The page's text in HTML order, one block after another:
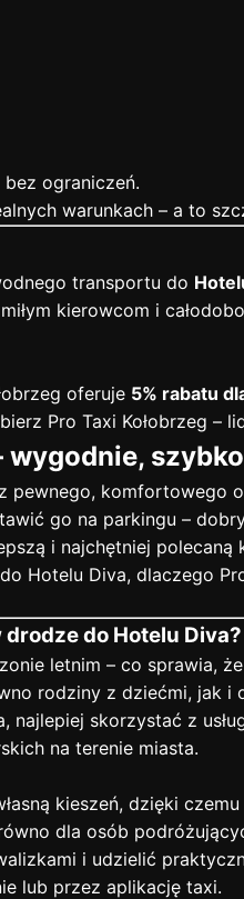
ograniczeń.
warunkach – a to
transportu do
kierowcom i
oferuje 5% rabatu
Pro Taxi Kołobrzeg –
wygodnie,
pewnego,
go na parkingu –
i najchętniej polecaną
Hotelu Diva, dlaczego
do Hotelu Diva?
letnim – co
rodziny z dziećmi, jak
skorzystać z
na terenie miasta.
kieszeń, dzięki
dla osób
i udzielić
lub przez aplikację taxi.